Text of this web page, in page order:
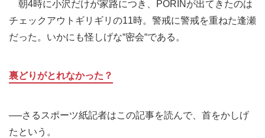
朝4時に小沢だけが家路につき、PORINが出てきたのは
チェックアウトギリギリの11時。警戒に警戒を重ねた逢瀬
だった。いかにも怪しげな“密会“である。
裏どりがとれなかった？
──さるスポーツ紙記者はこの記事を読んで、首をかしげ
たという。